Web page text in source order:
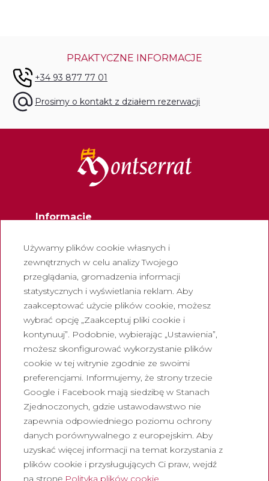
PRAKTYCZNE INFORMACJE
+34 93 877 77 01
Prosimy o kontakt z działem rezerwacji
Informacje
Biuletyn
Pracuj z nami
Często zadawane pytania
Turystyczny bilet wstępu
Prawny
Polityka prywatności
Polityka cookies
Polityka dotycząca mediów
społecznościowych
Kanał zgłoszen
Nota prawna
Używamy plików cookie własnych i
zewnętrznych w celu analizy Twojego
przeglądania, gromadzenia informacji
statystycznych i wyświetlania reklam. Aby
zaakceptować użycie plików cookie, możesz
wybrać opcję „Zaakceptuj pliki cookie i
kontynuuj”. Podobnie, wybierając „Ustawienia”,
możesz skonfigurować wykorzystanie plików
cookie w tej witrynie zgodnie ze swoimi
preferencjami. Informujemy, że strony trzecie
Google i Facebook mają siedzibę w Stanach
Zjednoczonych, gdzie ustawodawstwo nie
zapewnia odpowiedniego poziomu ochrony
danych porównywalnego z europejskim. Aby
uzyskać więcej informacji na temat korzystania z
plików cookie i przysługujących Ci praw, wejdź
na stronę Polityka plików cookie